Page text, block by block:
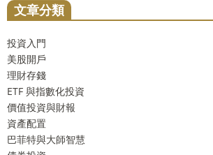
文章分類
投資入門
美股開戶
理財存錢
ETF 與指數化投資
價值投資與財報
資產配置
巴菲特與大師智慧